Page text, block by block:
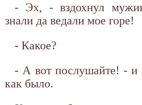
- Эх, - вздохнул
знали да ведали мое горе!
- Какое?
- А вот послушайте! - и
как было.